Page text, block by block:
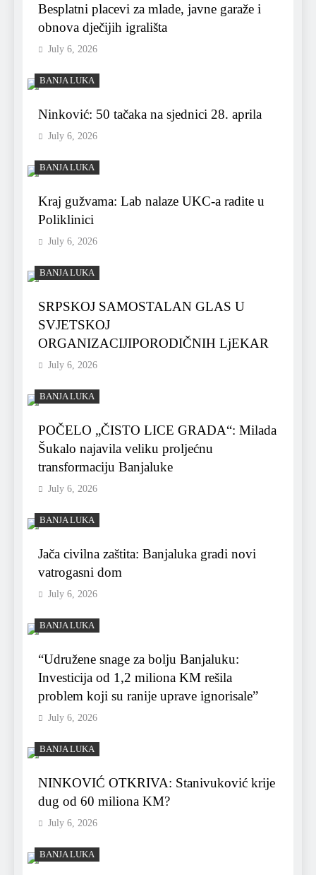
Besplatni placevi za mlade, javne garaže i
obnova dječijih igrališta
July 6, 2026
BANJA LUKA
Ninković: 50 tačaka na sjednici 28. aprila
July 6, 2026
BANJA LUKA
Kraj gužvama: Lab nalaze UKC-a radite u
Poliklinici
July 6, 2026
BANJA LUKA
SRPSKOJ SAMOSTALAN GLAS U
SVJETSKOJ
ORGANIZACIJIPORODIČNIH LjEKAR
July 6, 2026
BANJA LUKA
POČELO „ČISTO LICE GRADA“: Milada
Šukalo najavila veliku proljećnu
transformaciju Banjaluke
July 6, 2026
BANJA LUKA
Jača civilna zaštita: Banjaluka gradi novi
vatrogasni dom
July 6, 2026
BANJA LUKA
“Udružene snage za bolju Banjaluku:
Investicija od 1,2 miliona KM rešila
problem koji su ranije uprave ignorisale”
July 6, 2026
BANJA LUKA
NINKOVIĆ OTKRIVA: Stanivuković krije
dug od 60 miliona KM?
July 6, 2026
BANJA LUKA